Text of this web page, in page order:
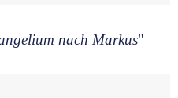
nach Markus"